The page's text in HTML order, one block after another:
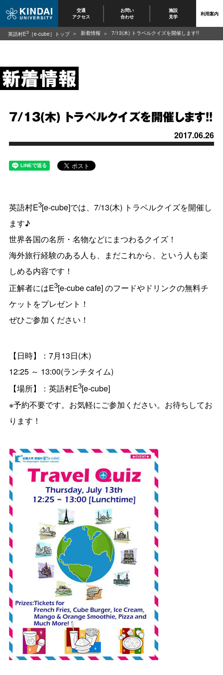
交通
アクセス
お問い
合わせ
施設
見学 利用案内
7/13(木) トラベルクイズを開催します!!
2017.06.26
英語村E3[e-cube]では、7/13(木) トラベルクイズを開催し
ます♪
世界各国の名所・名物などにまつわるクイズ！
海外旅行経験のある人も、まだこれから、という人も楽
しめる内容です！
正解者にはE3[e-cube cafe] のフードやドリンクの無料チ
ケットをプレゼント！
ぜひご参加ください！
【日時】：7月13日(木)
12:25 ～ 13:00(ランチタイム)
【場所】：英語村E3[e-cube]
※予約不要です。お気軽にご参加ください。お待ちしてお
ります！
英語村E3 ［e-cube］トップ 新着情報 7/13(木) トラベルクイズを開催します!!